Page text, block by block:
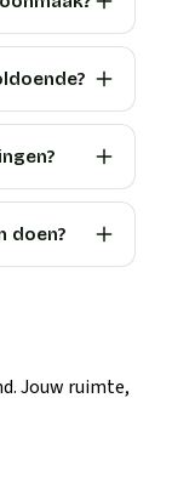
doen?
Jouw ruimte,